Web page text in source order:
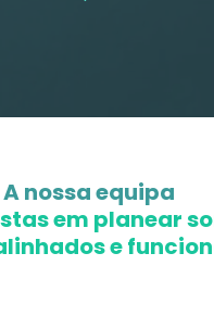
A nossa equipa
em planear
e